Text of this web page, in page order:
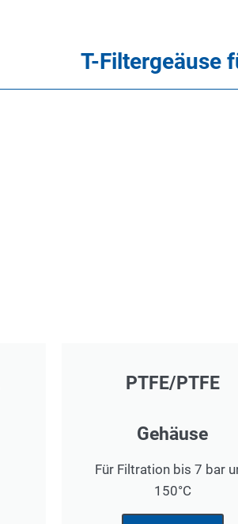
T-Filtergeäuse
PTFE/PTFE
Gehäuse
Für Filtration bis 7 bar
150°C